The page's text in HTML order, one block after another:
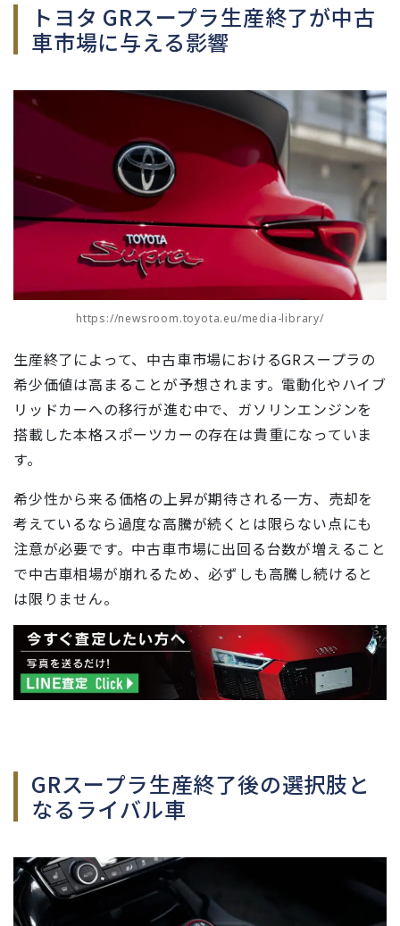
トヨタ GRスープラ生産終了が中古
車市場に与える影響
https://newsroom.toyota.eu/media-library/
生産終了によって、中古車市場におけるGRスープラの
希少価値は高まることが予想されます。電動化やハイブ
リッドカーへの移行が進む中で、ガソリンエンジンを
搭載した本格スポーツカーの存在は貴重になっていま
す。
希少性から来る価格の上昇が期待される一方、売却を
考えているなら過度な高騰が続くとは限らない点にも
注意が必要です。中古車市場に出回る台数が増えること
で中古車相場が崩れるため、必ずしも高騰し続けると
は限りません。
GRスープラ生産終了後の選択肢と
なるライバル車